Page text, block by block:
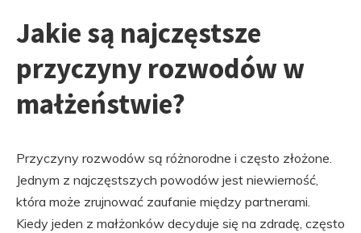
Jakie są najczęstsze
przyczyny rozwodów w
małżeństwie?
Przyczyny rozwodów są różnorodne i często złożone.
Jednym z najczęstszych powodów jest niewierność,
która może zrujnować zaufanie między partnerami.
Kiedy jeden z małżonków decyduje się na zdradę, często